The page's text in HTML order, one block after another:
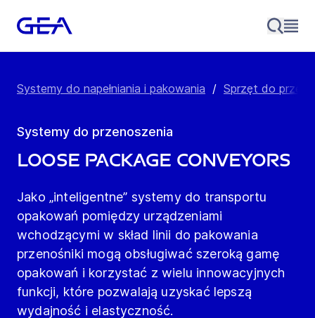
Systemy do napełniania i pakowania / Sprzęt do
Systemy do przenoszenia
Loose Package Conveyors
Jako „inteligentne” systemy do transportu
opakowań pomiędzy urządzeniami
wchodzącymi w skład linii do pakowania
przenośniki mogą obsługiwać szeroką gamę
opakowań i korzystać z wielu innowacyjnych
funkcji, które pozwalają uzyskać lepszą
wydajność i elastyczność.